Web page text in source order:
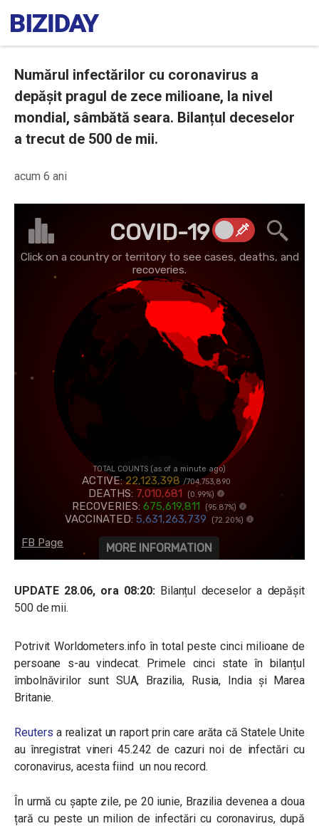
Numărul infectărilor cu coronavirus a
depășit pragul de zece milioane, la nivel
mondial, sâmbătă seara. Bilanțul deceselor
a trecut de 500 de mii.
acum 6 ani
UPDATE 28.06, ora 08:20: Bilanțul deceselor a depășit
500 de mii.
Potrivit Worldometers.info în total peste cinci milioane de
persoane s-au vindecat. Primele cinci state în bilanțul
îmbolnăvirilor sunt SUA, Brazilia, Rusia, India și Marea
Britanie.
Reutersa realizat un raport prin care arăta că Statele Unite
au înregistrat vineri 45.242 de cazuri noi de infectări cu
coronavirus, acesta fiind un nou record.
În urmă cu șapte zile, pe 20 iunie, Brazilia devenea a doua
țară cu peste un milion de infectări cu coronavirus, după